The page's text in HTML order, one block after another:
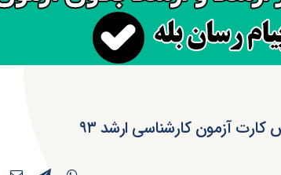
آزمون کارشناسی ارشد ۹۳